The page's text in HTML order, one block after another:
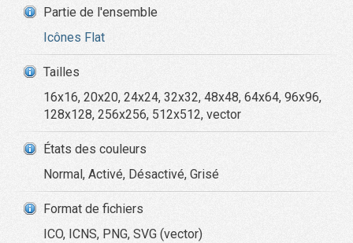
Partie de l'ensemble
Icônes Flat
Tailles
16x16, 20x20, 24x24, 32x32, 48x48, 64x64, 96x96,
128x128, 256x256, 512x512, vector
États des couleurs
Normal, Activé, Désactivé, Grisé
Format de fichiers
ICO, ICNS, PNG, SVG (vector)